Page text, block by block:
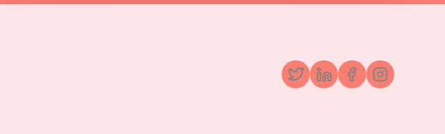
TwitterLinkedInFacebook